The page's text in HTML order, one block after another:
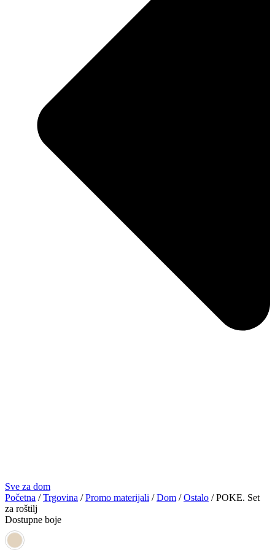
Sve za dom
Početna /Trgovina /Promo materijali /Dom /Ostalo / POKE. Set
za roštilj
Dostupne boje